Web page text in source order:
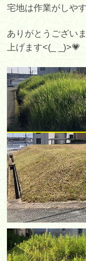
宅地は作業がしや
ありがとうござい
上げます<(_ _)>💗